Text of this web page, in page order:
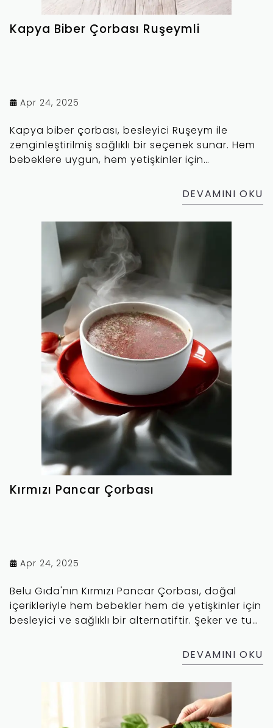
Kapya Biber Çorbası Ruşeymli
Apr 24, 2025
Kapya biber çorbası, besleyici Ruşeym ile
zenginleştirilmiş sağlıklı bir seçenek sunar. Hem
bebeklere uygun, hem yetişkinler için
bağışıklığınızı güçlendirin ve sağlıklı bir yaşam
DEVAMINI OKU
Kırmızı Pancar Çorbası
Apr 24, 2025
Belu Gıda'nın Kırmızı Pancar Çorbası, doğal
içerikleriyle hem bebekler hem de yetişkinler için
besleyici ve sağlıklı bir alternatiftir. Şeker ve tuz
yaştan birey için mükemmel bir seçenek sunar.
DEVAMINI OKU